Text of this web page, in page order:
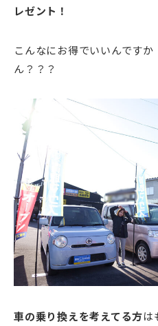
レゼント！
こんなにお得でいいんです
ん？？？
車の乗り換えを考えてる方は